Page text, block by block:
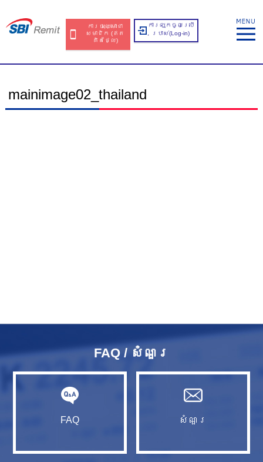
ការចុះឈ្មោះជា
សមាជិក​​ (ឥត​
គិត​ថ្លៃ​)
ការឡុកចូលប្រើ
ប្រាស់​(Log-in)
mainimage02_thailand
FAQ / សំណួរ​
FAQ សំណួរ​